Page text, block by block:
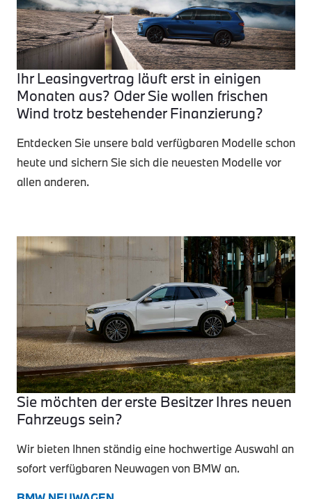
Ihr Leasingvertrag läuft erst in einigen
Monaten aus? Oder Sie wollen frischen
Wind trotz bestehender Finanzierung?
Entdecken Sie unsere bald verfügbaren Modelle schon
heute und sichern Sie sich die neuesten Modelle vor
allen anderen.
Sie möchten der erste Besitzer Ihres neuen
Fahrzeugs sein?
Wir bieten Ihnen ständig eine hochwertige Auswahl an
sofort verfügbaren Neuwagen von BMW an.